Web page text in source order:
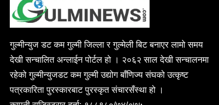
गुल्मीन्युज डट कम गुल्मी जिल्ला र गुल्मेली बिट बनाएर लामो समय
देखी सन्चालित अन्लाईन पोर्टल हो । २०६२ साल देखी सन्चालनमा
रहेको गुल्मीन्युजडट कम गुल्मी उद्योग बाँणिज्य संघको उत्कृष्ट
पत्रकारिता पुरस्कारबाट पुरस्कृत संचारसँस्था हो ।